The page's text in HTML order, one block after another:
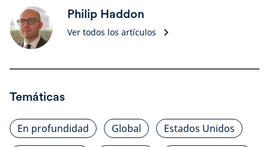
Philip Haddon
Ver todos los artículos
Temáticas
En profundidad Global
Estados Unidos